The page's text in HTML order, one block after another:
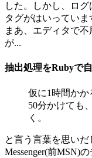
した。しかし、ロ
タグがはいっていま
まあ、エディタで
が...
抽出処理をRubyで
仮に1時間か
50分かけても
く。
と言う言葉を思いだ
Messenger(前MSN)